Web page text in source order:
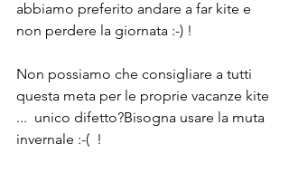
abbiamo preferito andare a far kite e
non perdere la giornata :-) !
Non possiamo che consigliare a tutti
questa meta per le proprie vacanze kite
...  unico difetto?Bisogna usare la muta
invernale :-(  !